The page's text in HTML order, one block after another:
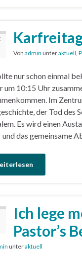
Von admin unteraktuell,
nur schon einmal
um 10:15 Uhr
Im
der Tod des
Es wird einen
und das gemeinsame
Ich lege
Pastor’s
unteraktuell